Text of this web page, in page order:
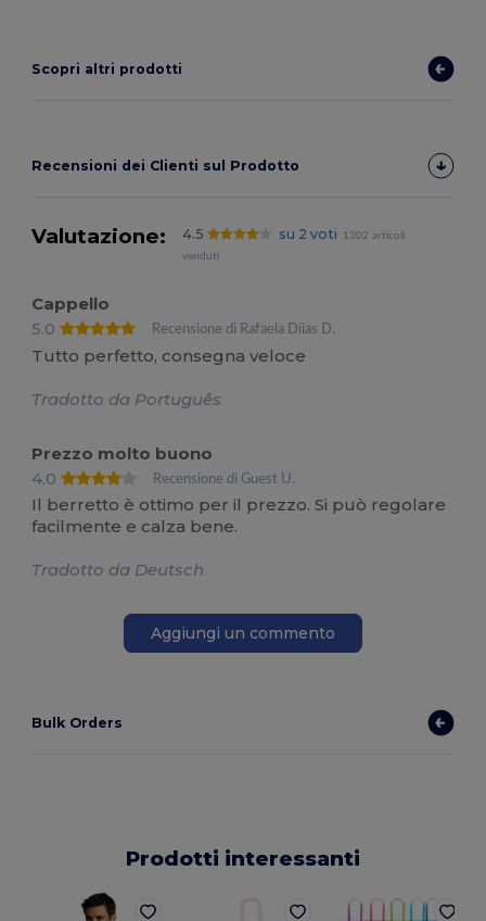
Scopri altri prodotti
Recensioni dei Clienti sul Prodotto
Valutazione: 4.5 su 2 voti
1302 articoli
venduti
Cappello
5.0
Recensione di Rafaela Diias D.
Tutto perfetto, consegna veloce
Tradotto da Português
Prezzo molto buono
4.0
Recensione di Guest U.
Il berretto è ottimo per il prezzo. Si può regolare
facilmente e calza bene.
Tradotto da Deutsch
Aggiungi un commento
Bulk Orders
Prodotti interessanti